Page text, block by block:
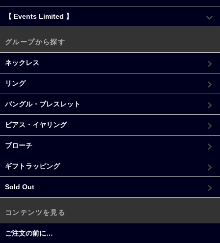
【 Events Limited 】
グループから探す
ネックレス
リング
バングル・ブレスレット
ピアス・イヤリング
ブローチ
ギフトラッピング
Sold Out
コンテンツを見る
ご注文の前に…